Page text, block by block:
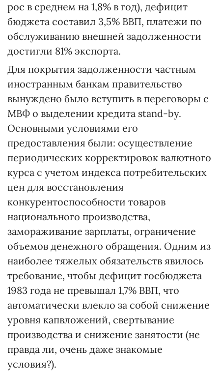
рос в среднем на 1,8% в год), дефицит
бюджета составил 3,5% ВВП, платежи по
обслуживанию внешней задолженности
достигли 81% экспорта.
Для покрытия задолженности частным
иностранным банкам правительство
вынуждено было вступить в переговоры с
МВФ о выделении кредита stand-by.
Основными условиями его
предоставления были: осуществление
периодических корректировок валютного
курса с учетом индекса потребительских
цен для восстановления
конкурентоспособности товаров
национального производства,
замораживание зарплаты, ограничение
объемов денежного обращения. Одним из
наиболее тяжелых обязательств явилось
требование, чтобы дефицит госбюджета
1983 года не превышал 1,7% ВВП, что
автоматически влекло за собой снижение
уровня капвложений, свертывание
производства и снижение занятости (не
правда ли, очень даже знакомые
условия?).